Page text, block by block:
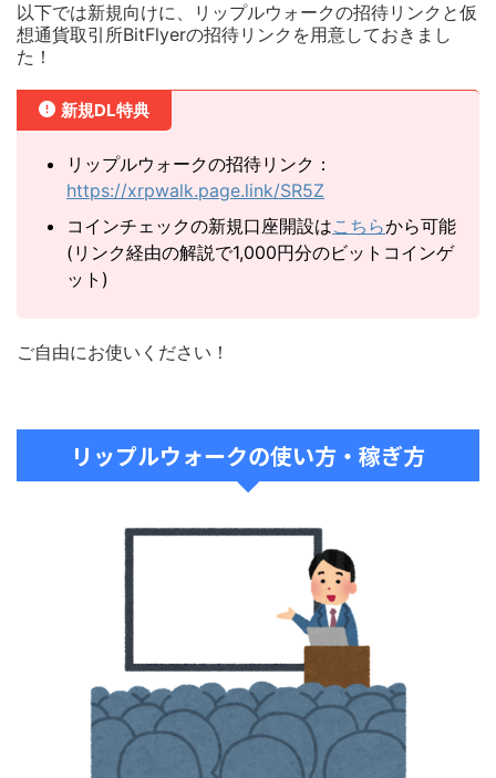
以下では新規向けに、リップルウォークの招待リンクと仮
想通貨取引所BitFlyerの招待リンクを用意しておきまし
た！
新規DL特典
リップルウォークの招待リンク：
https://xrpwalk.page.link/SR5Z
コインチェックの新規口座開設はこちらから可能
(リンク経由の解説で1,000円分のビットコインゲ
ット)
ご自由にお使いください！
リップルウォークの使い方・稼ぎ方